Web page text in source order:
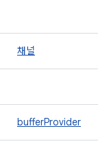
채널
bufferProvider